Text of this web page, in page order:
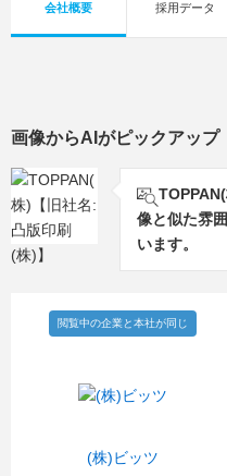
会社概要 採用データ
画像からAIがピックアップ
像と似た雰
います。
(株)ビッツ
閲覧中の企業と本社が同じ